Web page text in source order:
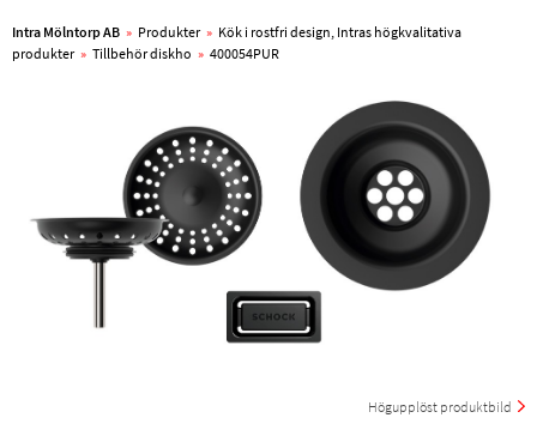
Intra Mölntorp AB » Produkter » Kök i rostfri design, Intras högkvalitativa
produkter » Tillbehör diskho » 400054PUR
Högupplöst produktbild